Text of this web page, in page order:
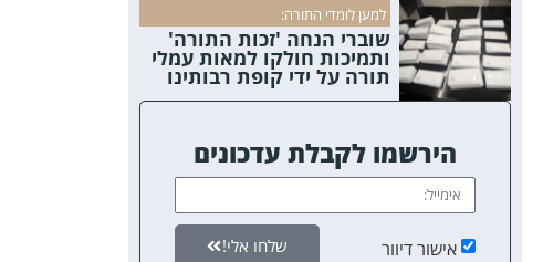
למען לומדי התורה:
שוברי הנחה 'זכות התורה'
ותמיכות חולקו למאות עמלי
תורה על ידי קופת רבותינו
הירשמו לקבלת עדכונים
אישור דיוור שלחו אלי!